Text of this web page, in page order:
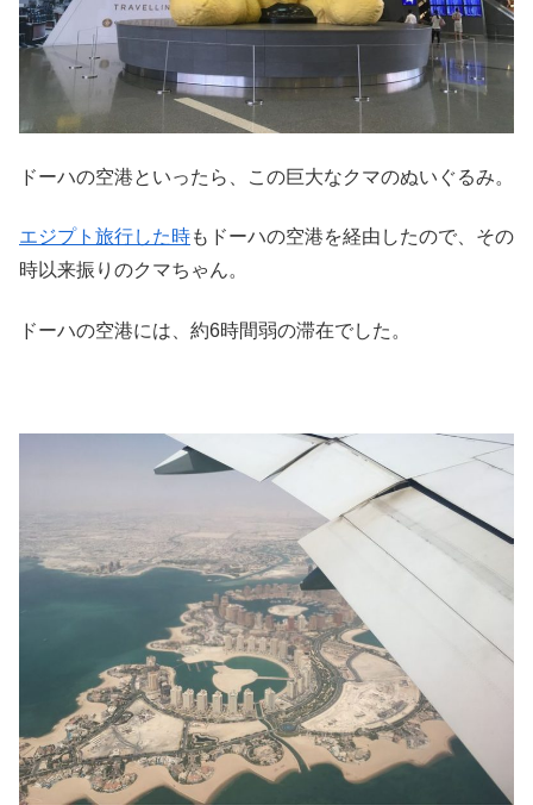
ドーハの空港といったら、この巨大なクマのぬいぐるみ。
エジプト旅行した時もドーハの空港を経由したので、その
時以来振りのクマちゃん。
ドーハの空港には、約6時間弱の滞在でした。